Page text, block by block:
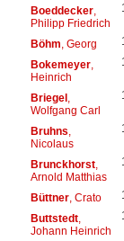
Boeddecker,
Philipp Friedrich
Böhm , Georg
Bokemeyer,
Heinrich
Briegel,
Wolfgang Carl
Bruhns
Nicolaus
Brunckhorst,
Arnold Matthias
Büttner, Crato
Buttstedt,
Johann Heinrich